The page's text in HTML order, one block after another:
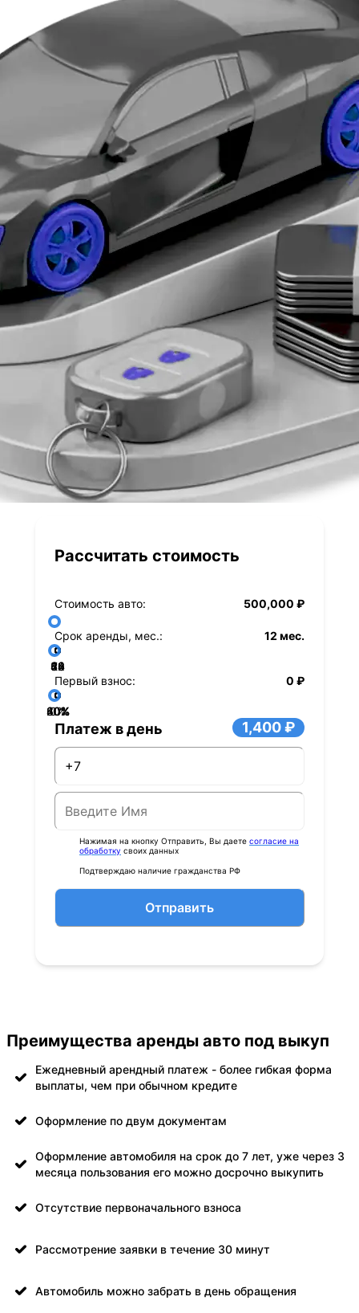
Рассчитать стоимость
Стоимость авто: 500,000 ₽
Срок аренды, мес.: 12 мес.
12
24
36
48
60
72
84
Первый взнос:
0 ₽
0%
20%
40%
60%
80%
Платеж в день 1,400 ₽
Нажимая на кнопку Отправить, Вы даете согласие на
обработку своих данных
Подтверждаю наличие гражданства РФ
Отправить
Преимущества аренды авто под выкуп
Ежедневный арендный платеж - более гибкая форма
выплаты, чем при обычном кредите
Оформление по двум документам
Оформление автомобиля на срок до 7 лет, уже через 3
месяца пользования его можно досрочно выкупить
Отсутствие первоначального взноса
Рассмотрение заявки в течение 30 минут
Автомобиль можно забрать в день обращения